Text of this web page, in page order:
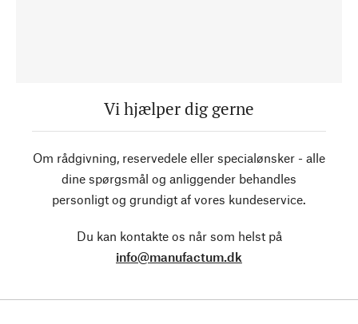
Vi hjælper dig gerne
Om rådgivning, reservedele eller specialønsker - alle
dine spørgsmål og anliggender behandles
personligt og grundigt af vores kundeservice.
Du kan kontakte os når som helst på
info@manufactum.dk